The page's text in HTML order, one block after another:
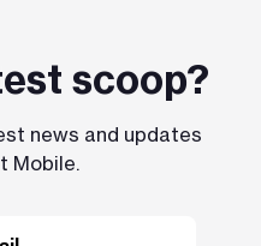
scoop?
news and updates
Mobile.